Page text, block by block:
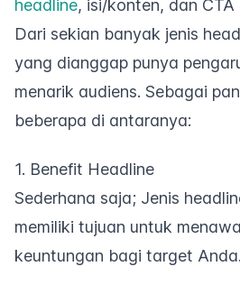
headline, isi/konten, dan CTA
Dari sekian banyak jenis
yang dianggap punya
menarik audiens. Sebagai
beberapa di antaranya:
1. Benefit Headline
Sederhana saja; Jenis
memiliki tujuan untuk
keuntungan bagi target Anda.